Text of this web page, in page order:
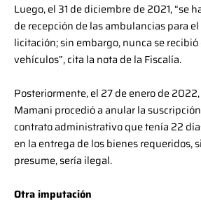
Luego, el 31 de diciembre de 2021, “se
de recepción de las ambulancias para
licitación; sin embargo, nunca se
vehículos”, cita la nota de la Fiscalía.
Posteriormente, el 27 de enero de
Mamani procedió a anular la
contrato administrativo que tenía 22
en la entrega de los bienes requeridos,
presume, sería ilegal.
Otra imputación